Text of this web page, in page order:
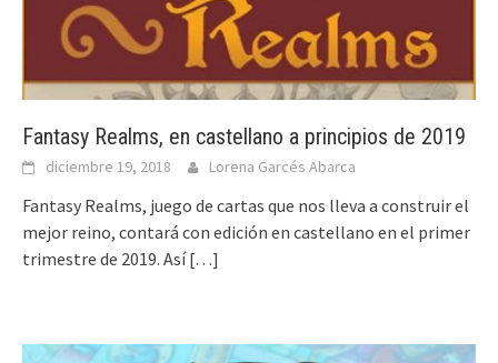
Fantasy Realms, en castellano a principios de 2019
diciembre 19, 2018 Lorena Garcés Abarca
Fantasy Realms, juego de cartas que nos lleva a construir el
mejor reino, contará con edición en castellano en el primer
trimestre de 2019. Así[…]